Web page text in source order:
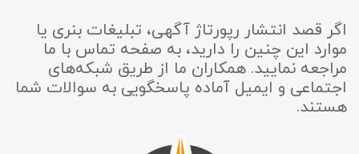
اگر قصد انتشار رپورتاژ آگهی، تبلیغات بنری یا
موارد این چنین را دارید، به صفحه تماس با ما
مراجعه نمایید. همکاران ما از طریق شبکه‌های
اجتماعی و ایمیل آماده پاسخگویی به سوالات شما
هستند.